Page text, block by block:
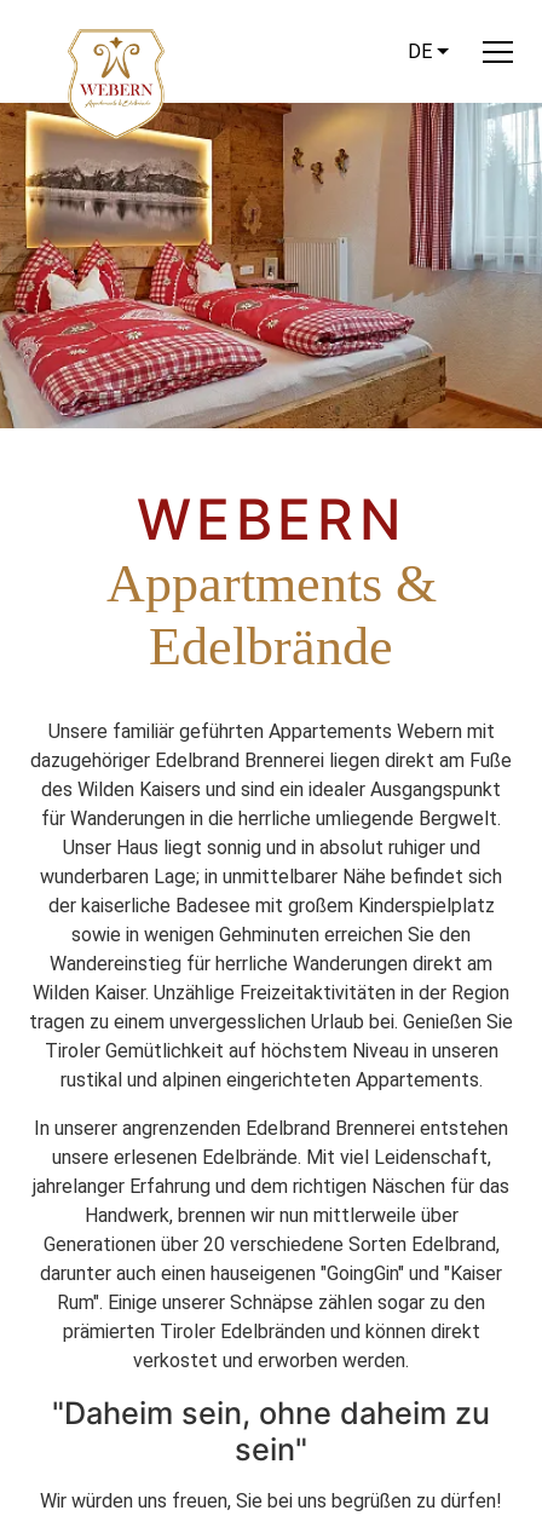
DE
WEBERN
Appartments &
Edelbrände
Unsere familiär geführten Appartements Webern mit
dazugehöriger Edelbrand Brennerei liegen direkt am Fuße
des Wilden Kaisers und sind ein idealer Ausgangspunkt
für Wanderungen in die herrliche umliegende Bergwelt.
Unser Haus liegt sonnig und in absolut ruhiger und
wunderbaren Lage; in unmittelbarer Nähe befindet sich
der kaiserliche Badesee mit großem Kinderspielplatz
sowie in wenigen Gehminuten erreichen Sie den
Wandereinstieg für herrliche Wanderungen direkt am
Wilden Kaiser. Unzählige Freizeitaktivitäten in der Region
tragen zu einem unvergesslichen Urlaub bei. Genießen Sie
Tiroler Gemütlichkeit auf höchstem Niveau in unseren
rustikal und alpinen eingerichteten Appartements.
In unserer angrenzenden Edelbrand Brennerei entstehen
unsere erlesenen Edelbrände. Mit viel Leidenschaft,
jahrelanger Erfahrung und dem richtigen Näschen für das
Handwerk, brennen wir nun mittlerweile über
Generationen über 20 verschiedene Sorten Edelbrand,
darunter auch einen hauseigenen "GoingGin" und "Kaiser
Rum". Einige unserer Schnäpse zählen sogar zu den
prämierten Tiroler Edelbränden und können direkt
verkostet und erworben werden.
"Daheim sein, ohne daheim zu
sein"
Wir würden uns freuen, Sie bei uns begrüßen zu dürfen!